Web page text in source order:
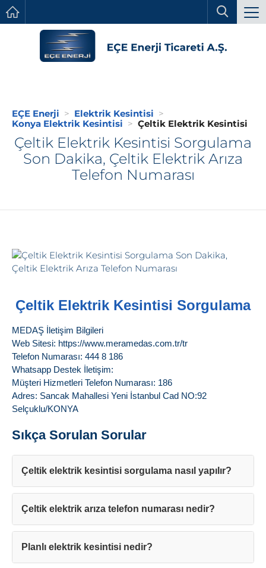
EÇE Enerji
Elektrik Kesintisi
Konya Elektrik Kesintisi
Çeltik Elektrik Kesintisi
Çeltik Elektrik Kesintisi Sorgulama
Son Dakika, Çeltik Elektrik Arıza
Telefon Numarası
Çeltik Elektrik Kesintisi Sorgulama
MEDAŞ İletişim Bilgileri
Web Sitesi: https://www.meramedas.com.tr/tr
Telefon Numarası: 444 8 186
Whatsapp Destek İletişim:
Müşteri Hizmetleri Telefon Numarası: 186
Adres: Sancak Mahallesi Yeni İstanbul Cad NO:92
Selçuklu/KONYA
Sıkça Sorulan Sorular
Çeltik elektrik kesintisi sorgulama nasıl yapılır?
Çeltik elektrik arıza telefon numarası nedir?
Planlı elektrik kesintisi nedir?